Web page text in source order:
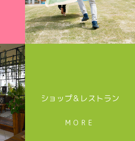
ショップ＆レストラン
MORE